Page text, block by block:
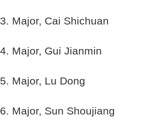
3. Major, Cai Shichuan
4. Major, Gui Jianmin
5. Major, Lu Dong
6. Major, Sun Shoujiang